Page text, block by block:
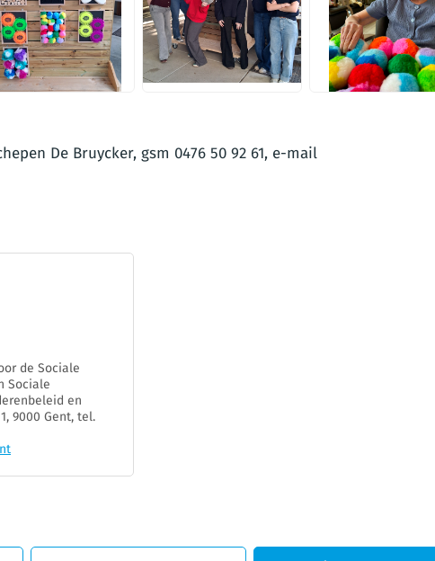
PNG PNG PNG
De Bruycker, gsm 0476 50 92 61, e-mail
de Sociale
Sociale
en
9000 Gent, tel.